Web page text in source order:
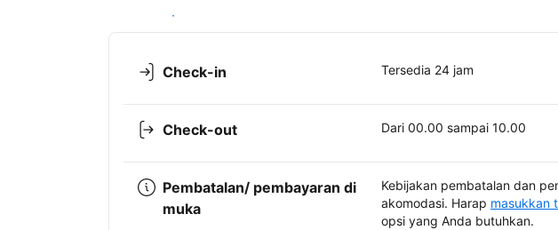
Lihat ketersediaan
Check-in Tersedia 24 jam
Check-out Dari 00.00 sampai 10.00
Pembatalan/ pembayaran di
muka
Kebijakan pembatalan dan
akomodasi. Harap masukkan
opsi yang Anda butuhkan.